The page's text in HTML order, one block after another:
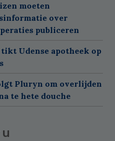
moeten
over
publiceren
Udense apotheek op
Pluryn om overlijden
te hete douche